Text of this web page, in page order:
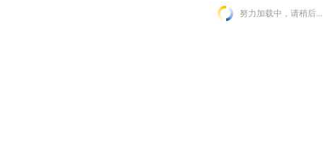
努力加载中，请稍后...